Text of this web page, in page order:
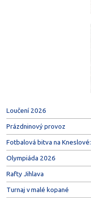
Loučení 2026
Prázdninový provoz
Fotbalová bitva na Kneslové:
Olympiáda 2026
Rafty Jihlava
Turnaj v malé kopané